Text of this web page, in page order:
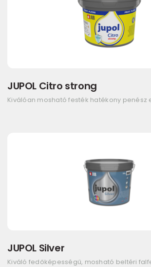
JUPOL Citro strong
Kiválóan mosható festék hatékony penész
JUPOL Silver
Kiváló fedőképességű, mosható beltéri